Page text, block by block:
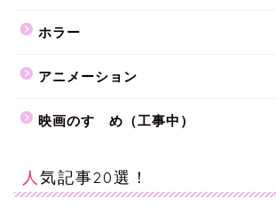
ホラー
アニメーション
映画のすゝめ（工事中）
人気記事20選！